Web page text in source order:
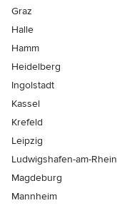
Graz
Halle
Hamm
Heidelberg
Ingolstadt
Kassel
Krefeld
Leipzig
Ludwigshafen-am-Rhein
Magdeburg
Mannheim